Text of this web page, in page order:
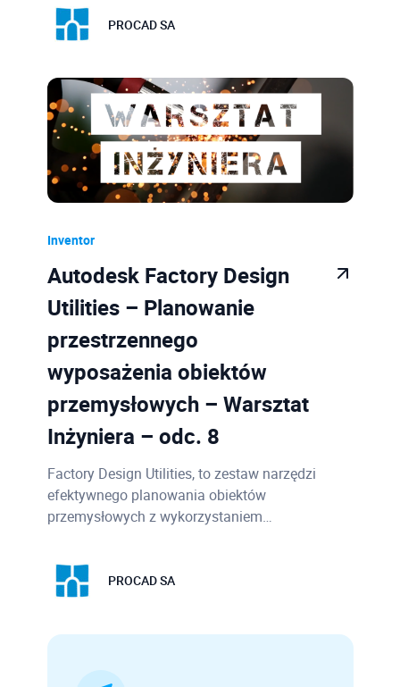
PROCAD SA
Inventor
Autodesk Factory Design
Utilities – Planowanie
przestrzennego
wyposażenia obiektów
przemysłowych – Warsztat
Inżyniera – odc. 8
Factory Design Utilities, to zestaw narzędzi
efektywnego planowania obiektów
przemysłowych z wykorzystaniem…
PROCAD SA